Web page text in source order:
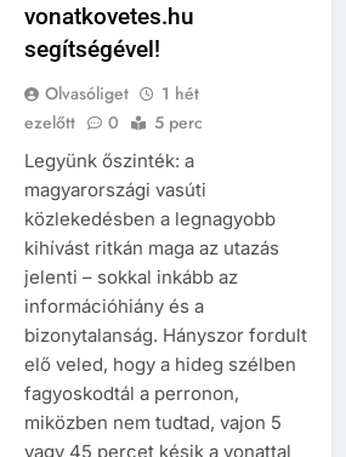
vonatkovetes.hu
segítségével!
Olvasóliget
1 hét
ezelőtt
0 5 perc
Legyünk őszinték: a
magyarországi vasúti
közlekedésben a legnagyobb
kihívást ritkán maga az utazás
jelenti – sokkal inkább az
információhiány és a
bizonytalanság. Hányszor fordult
elő veled, hogy a hideg szélben
fagyoskodtál a perronon,
miközben nem tudtad, vajon 5
vagy 45 percet késik a vonattal